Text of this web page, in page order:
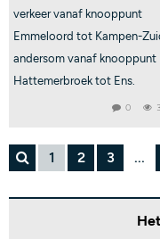
verkeer vanaf knooppunt
Emmeloord tot Kampen-
andersom vanaf knooppunt
Hattemerbroek tot Ens.
0
1 2 3 ...